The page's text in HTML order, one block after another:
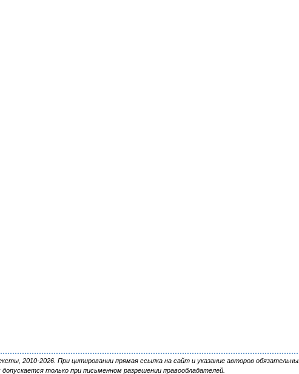
2010-2026. При цитировании прямая ссылка на сайт и указание авторов обязательны.
только при письменном разрешении правообладателей.